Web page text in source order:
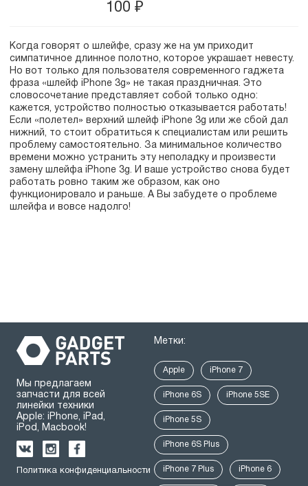
100 ₽
Когда говорят о шлейфе, сразу же на ум приходит
симпатичное длинное полотно, которое украшает невесту.
Но вот только для пользователя современного гаджета
фраза «шлейф iPhone 3g» не такая праздничная. Это
словосочетание представляет собой только одно:
кажется, устройство полностью отказывается работать!
Если «полетел» верхний шлейф iPhone 3g или же сбой дал
нижний, то стоит обратиться к специалистам или решить
проблему самостоятельно. За минимальное количество
времени можно устранить эту неполадку и произвести
замену шлейфа iPhone 3g. И ваше устройство снова будет
работать ровно таким же образом, как оно
функционировало и раньше. А Вы забудете о проблеме
шлейфа и вовсе надолго!
Мы предлагаем
запчасти для всей
линейки техники
Apple: iPhone, iPad,
iPod, Macbook!
Политика конфиденциальности
Метки:
Apple iPhone 7
iPhone 6S iPhone 5SE
iPhone 5S
iPhone 6S Plus
iPhone 7 Plus iPhone 6